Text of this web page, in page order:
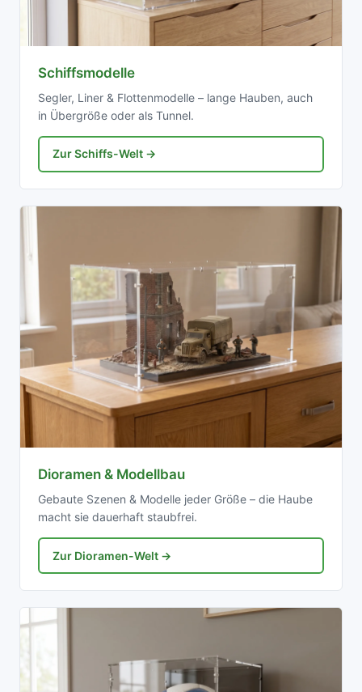
Schiffsmodelle
Segler, Liner & Flottenmodelle – lange Hauben, auch
in Übergröße oder als Tunnel.
Zur Schiffs-Welt →
Dioramen & Modellbau
Gebaute Szenen & Modelle jeder Größe – die Haube
macht sie dauerhaft staubfrei.
Zur Dioramen-Welt →